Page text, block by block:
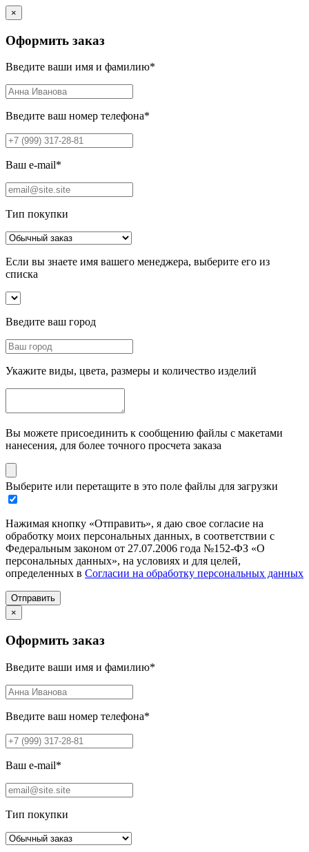
×
Оформить заказ
Введите ваши имя и фамилию*
Введите ваш номер телефона*
Ваш e-mail*
Тип покупки
Если вы знаете имя вашего менеджера, выберите его из
списка
Введите ваш город
Укажите виды, цвета, размеры и количество изделий
Вы можете присоединить к сообщению файлы с макетами
нанесения, для более точного просчета заказа
Выберите или перетащите в это поле файлы для загрузки
Нажимая кнопку «Отправить», я даю свое согласие на
обработку моих персональных данных, в соответствии с
Федеральным законом от 27.07.2006 года №152-ФЗ «О
персональных данных», на условиях и для целей,
определенных в Согласии на обработку персональных данных
Отправить
×
Оформить заказ
Введите ваши имя и фамилию*
Введите ваш номер телефона*
Ваш e-mail*
Тип покупки